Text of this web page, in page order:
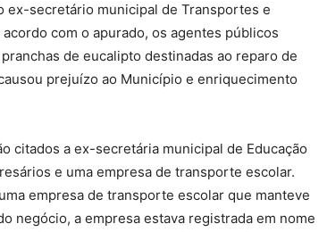
ex-secretário municipal de Transportes e
com o apurado, os agentes públicos
de eucalipto destinadas ao reparo de
prejuízo ao Município e enriquecimento
citados a ex-secretária municipal de Educação
e uma empresa de transporte escolar.
empresa de transporte escolar que manteve
negócio, a empresa estava registrada em nome